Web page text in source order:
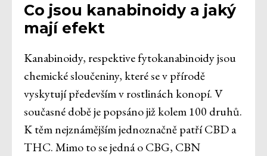
Co jsou kanabinoidy a jaký
mají efekt
Kanabinoidy, respektive fytokanabinoidy jsou
chemické sloučeniny, které se v přírodě
vyskytují především v rostlinách konopí. V
současné době je popsáno již kolem 100 druhů.
K těm nejznámějším jednoznačně patří CBD a
THC. Mimo to se jedná o CBG, CBN